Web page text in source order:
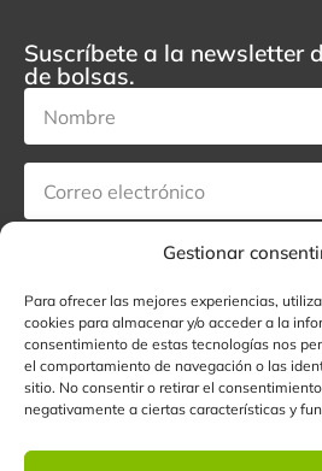
Gestionar
Para ofrecer las mejores experiencias,
cookies para almacenar y/o acceder a la
consentimiento de estas tecnologías nos
el comportamiento de navegación o las
sitio. No consentir o retirar el
negativamente a ciertas características y
Suscríbete a la newsletter
de bolsas.
Acepto el tratamiento de mis datos con
Suscribirse